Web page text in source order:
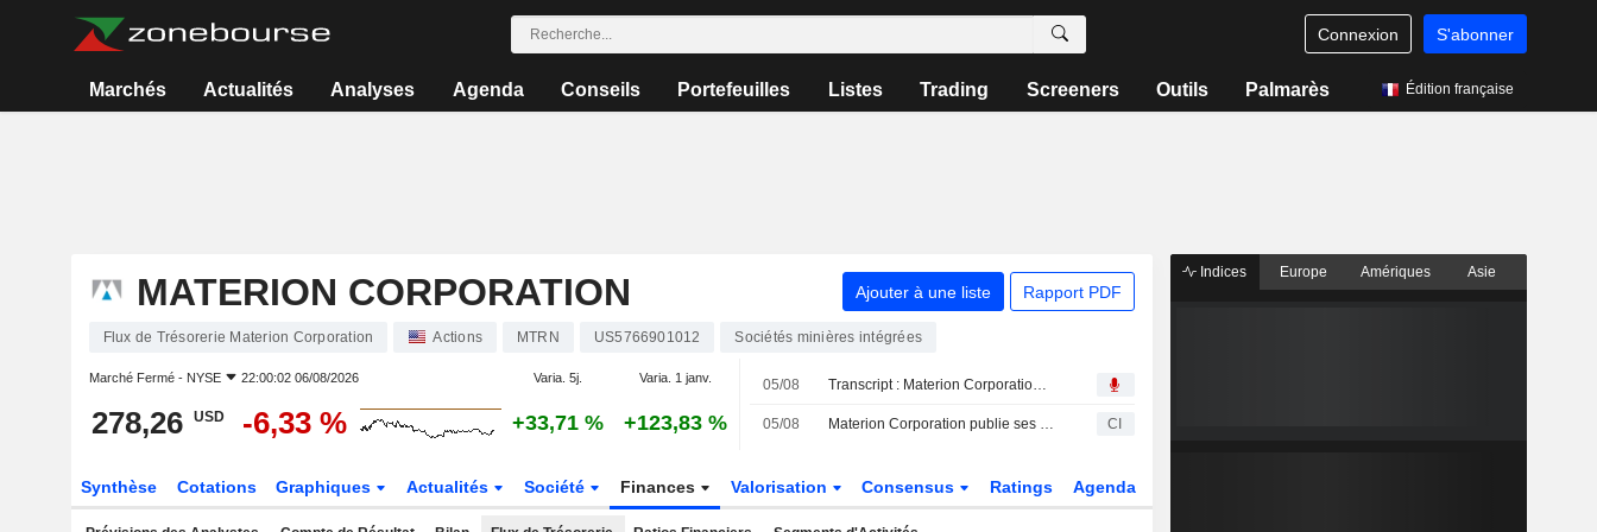
Connexion S'abonner
Marchés Actualités Analyses Agenda Conseils Portefeuilles Listes Trading Screeners Outils Palmarès Édition française
MATERION CORPORATION Ajouter à une liste Rapport PDF
Flux de Trésorerie Materion Corporation Actions MTRN US5766901012 Sociétés minières intégrées
Marché Fermé - NYSE 22:00:02 06/08/2026 Varia. 5j. Varia. 1 janv.
278,26 USD -6,33 % +33,71 % +123,83 %
05/08 Transcript : Materion Corporation, Q2 2026 Earnings Call, Aug 05, 2026
05/08 Materion Corporation publie ses résultats pour le deuxième trimestre et le premier semestre clos le 3 juillet 2026 CI
Synthèse Cotations Graphiques Actualités Société Finances Valorisation Consensus Ratings Agenda
Indices Europe Amériques Asie